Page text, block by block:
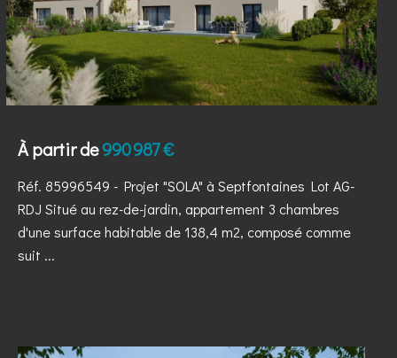
À partir de990 987 €
Réf. 85996549 - Projet "SOLA" à Septfontaines Lot AG-
RDJ Situé au rez-de-jardin, appartement 3 chambres
d'une surface habitable de 138,4 m2, composé comme
suit ...